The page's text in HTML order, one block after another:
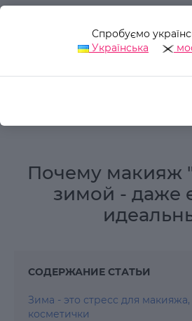
Спробуємо
Українська
Почему макияж
зимой - даже
СОДЕРЖАНИЕ СТАТЬИ
Зима - это стресс для макияжа,
косметички